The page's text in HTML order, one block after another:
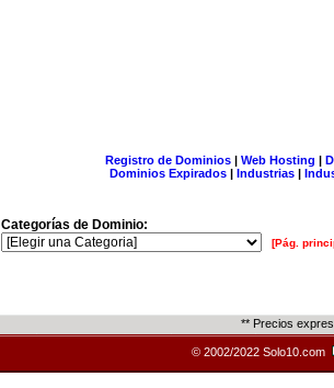
Registro de Dominios| Web Hosting |
Dominios Expirados | Industrias |
Categorías de Dominio:
[Pág.
** Precios
© 2002/2022 Solo10.com